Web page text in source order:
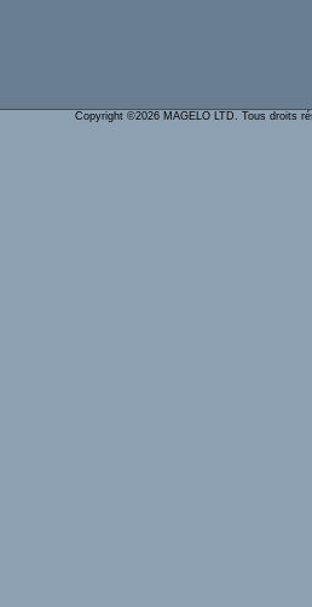
Copyright ©2026 MAGELO LTD. Tous droits